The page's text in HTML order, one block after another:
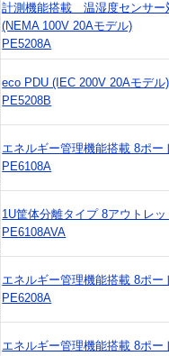
計測機能搭載 温湿度センサ
(NEMA 100V 20Aモデル)
PE5208A
eco PDU (IEC 200V 20Aモデル)
PE5208B
エネルギー管理機能搭載 8ポー
PE6108A
1U筐体分離タイプ 8アウトレ
PE6108AVA
エネルギー管理機能搭載 8ポー
PE6208A
エネルギー管理機能搭載 8ポー